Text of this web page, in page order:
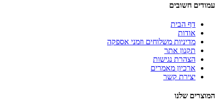
עמודים חשובים
דף הבית
אודות
מדיניות משלוחים וזמני אספקה
תקנון אתר
הצהרת נגישות
ארכיון מאמרים
יצירת קשר
המוצרים שלנו